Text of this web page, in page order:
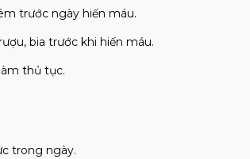
trước ngày hiến máu.
bia trước khi hiến máu.
thủ tục.
trong ngày.